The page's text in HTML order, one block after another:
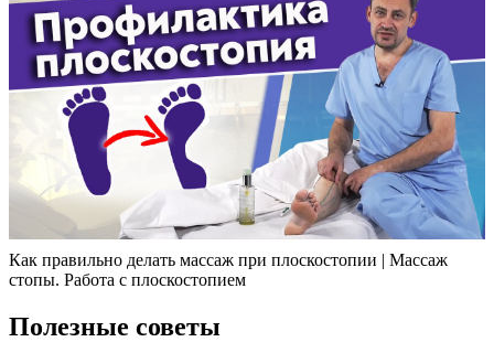
Как правильно делать массаж при плоскостопии | Массаж
стопы. Работа с плоскостопием
Полезные советы